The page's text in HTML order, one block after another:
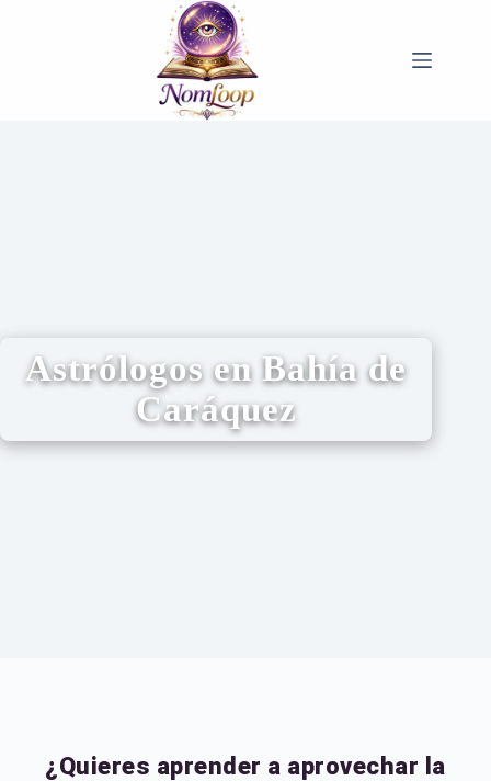
Astrólogos en Bahía de
Caráquez
¿Quieres aprender a aprovechar la